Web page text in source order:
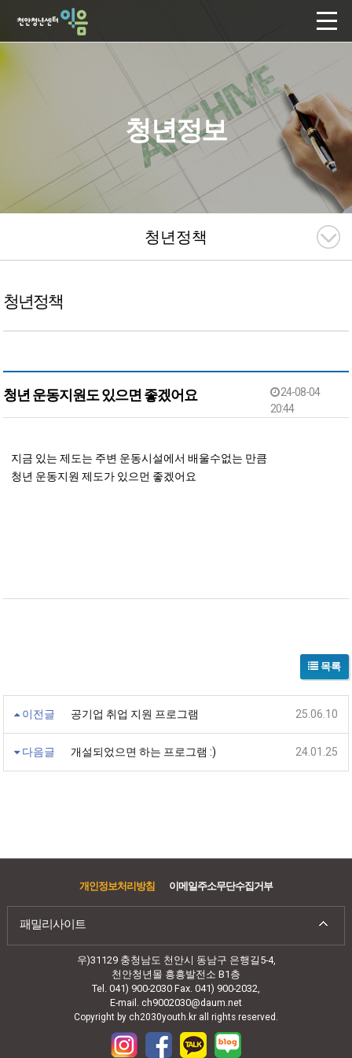
청년정보
청년정책
청년정책
청년 운동지원도 있으면 좋겠어요
24-08-04
20:44
지금 있는 제도는 주변 운동시설에서 배울수없는 만큼
청년 운동지원 제도가 있으먼 좋겠어요
목록
이전글 공기업 취업 지원 프로그램 25.06.10
다음글 개설되었으면 하는 프로그램 :) 24.01.25
개인정보처리방침 이메일주소무단수집거부
패밀리사이트
우)31129 충청남도 천안시 동남구 은행길5-4,
천안청년몰 흥흥발전소 B1층
Tel. 041) 900-2030 Fax. 041) 900-2032,
E-mail. ch9002030@daum.net
Copyright by ch2030youth.kr all rights reserved.